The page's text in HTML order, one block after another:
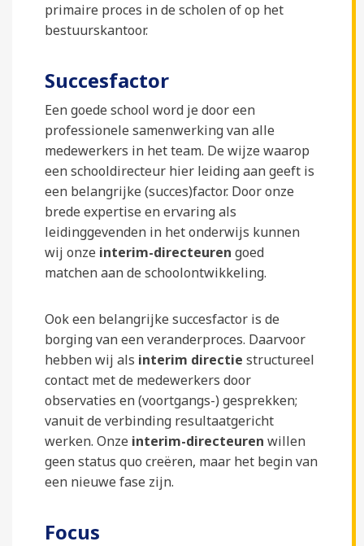
primaire proces in de scholen of op het
bestuurskantoor.
Succesfactor
Een goede school word je door een
professionele samenwerking van alle
medewerkers in het team. De wijze waarop
een schooldirecteur hier leiding aan geeft is
een belangrijke (succes)factor. Door onze
brede expertise en ervaring als
leidinggevenden in het onderwijs kunnen
wij onze interim-directeuren goed
matchen aan de schoolontwikkeling.
Ook een belangrijke succesfactor is de
borging van een veranderproces. Daarvoor
hebben wij als interim directie structureel
contact met de medewerkers door
observaties en (voortgangs-) gesprekken;
vanuit de verbinding resultaatgericht
werken. Onze interim-directeuren willen
geen status quo creëren, maar het begin van
een nieuwe fase zijn.
Focus